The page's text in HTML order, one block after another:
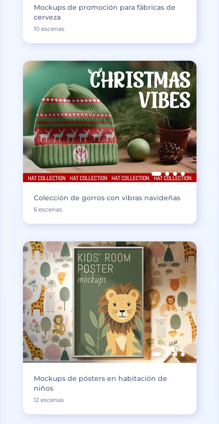
Mockups de promoción para fábricas de
cerveza
10 escenas
Colección de gorros con vibras navideñas
6 escenas
Mockups de pósters en habitación de
niños
12 escenas